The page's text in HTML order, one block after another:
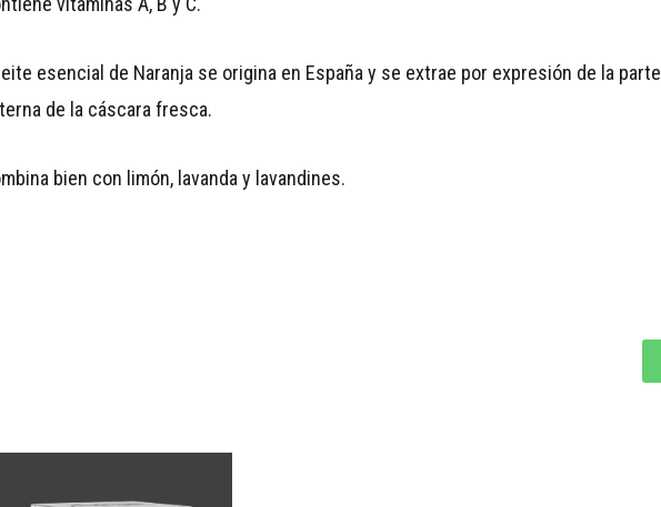
esencial de Naranja se origina en España y se extrae por expresión de la parte
de la cáscara fresca.
bien con limón, lavanda y lavandines.